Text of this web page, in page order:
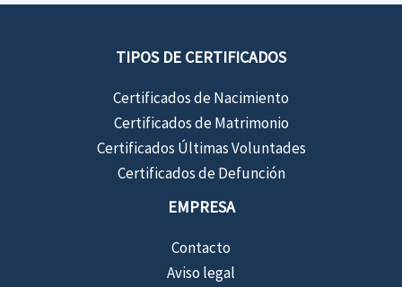
TIPOS DE CERTIFICADOS
Certificados de Nacimiento
Certificados de Matrimonio
Certificados Últimas Voluntades
Certificados de Defunción
EMPRESA
Contacto
Aviso legal